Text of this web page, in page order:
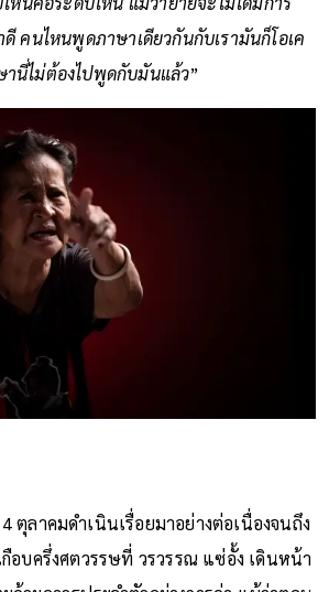
คนไหนพูดภาษาเดียวกันกับเรามันก็โอเค
นี่ไม่ต้องไปพูดกับมันแล้ว”
ตุลาคมดำเนินเรื่อยมาอย่างต่อเนื่องจนถึง
อบครึ่งศตวรรษที่ วรวรรณ แซ่อั้ง เดินหน้า